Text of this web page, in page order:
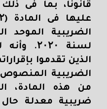
قانونًا، بما فى
عليها فى المادة (
لسنة
۲۰۲۰.
وأنه
الذين تقدموا
الضريبية المنصوص
من هذه المادة،
ضريبية معدلة